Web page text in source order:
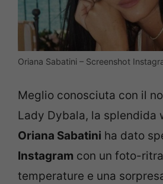
Oriana Sabatini – Screenshot
Meglio conosciuta con il
Lady Dybala, la splendida
Oriana Sabatini ha dato
Instagram con un foto-
temperature e una